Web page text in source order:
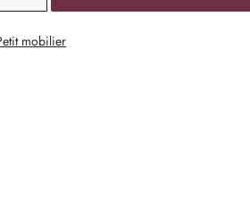
mobilier